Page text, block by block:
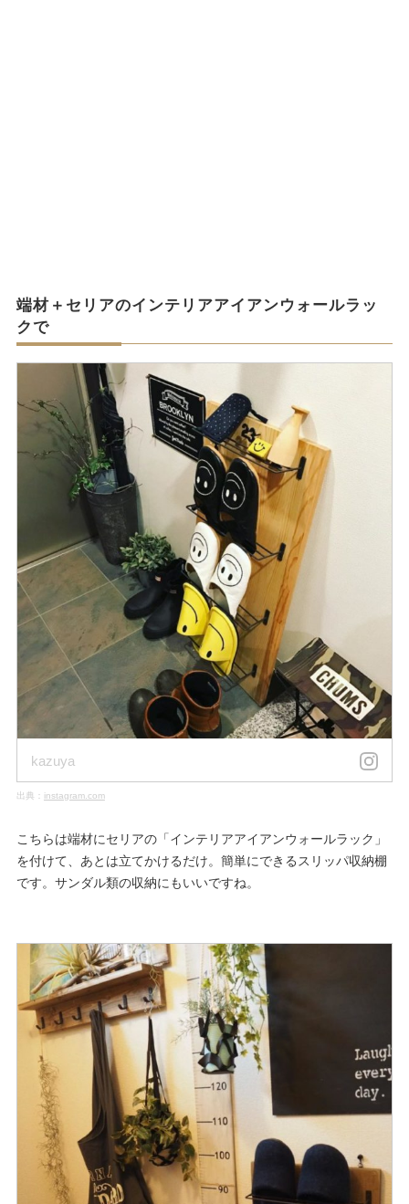
端材＋セリアのインテリアアイアンウォールラッ
クで
kazuya
出典： instagram.com
こちらは端材にセリアの「インテリアアイアンウォールラック」
を付けて、あとは立てかけるだけ。簡単にできるスリッパ収納棚
です。サンダル類の収納にもいいですね。